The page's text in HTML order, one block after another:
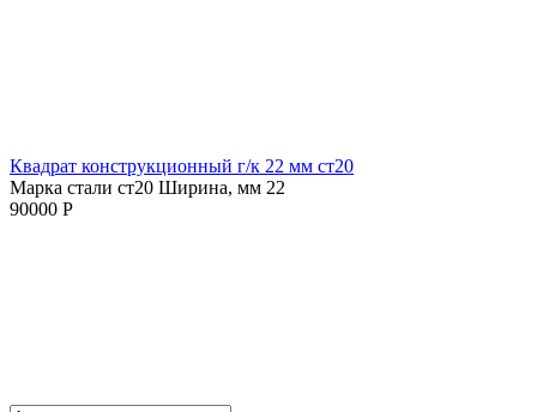
Квадрат конструкционный г/к 22 мм cт20
Марка стали ст20 Ширина, мм 22
90000 Р